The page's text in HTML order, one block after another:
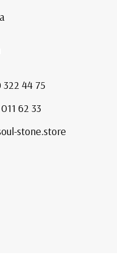
322 44 75
62 33
stone.store